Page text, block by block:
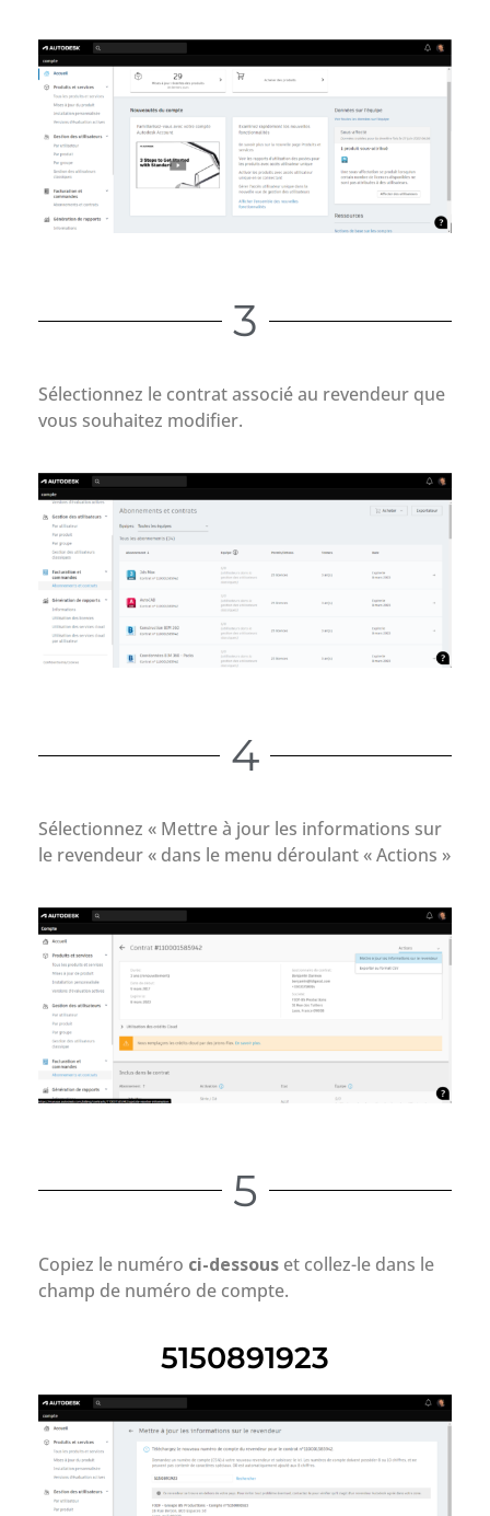
3
Sélectionnez le contrat associé au revendeur que
vous souhaitez modifier.
4
Sélectionnez « Mettre à jour les informations sur
le revendeur « dans le menu déroulant « Actions »
5
Copiez le numéro ci-dessous et collez-le dans le
champ de numéro de compte.
5150891923